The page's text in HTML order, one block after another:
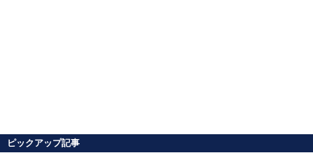
ピックアップ記事